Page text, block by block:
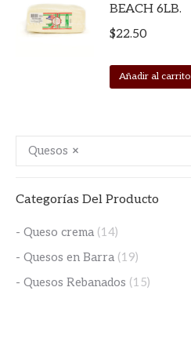
BEACH 6LB.
$22.50
Añadir al carrito
×
Quesos
Categorías Del Producto
- Queso crema (14)
- Quesos en Barra (19)
- Quesos Rebanados (15)